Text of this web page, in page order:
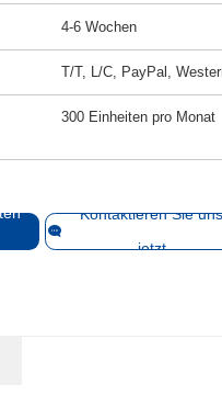
4-6 Wochen
T/T, L/C, PayPal,
300 Einheiten pro Monat
Kontaktieren Sie
jetzt